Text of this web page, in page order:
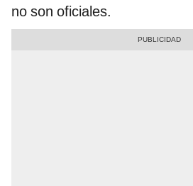
no son oficiales.